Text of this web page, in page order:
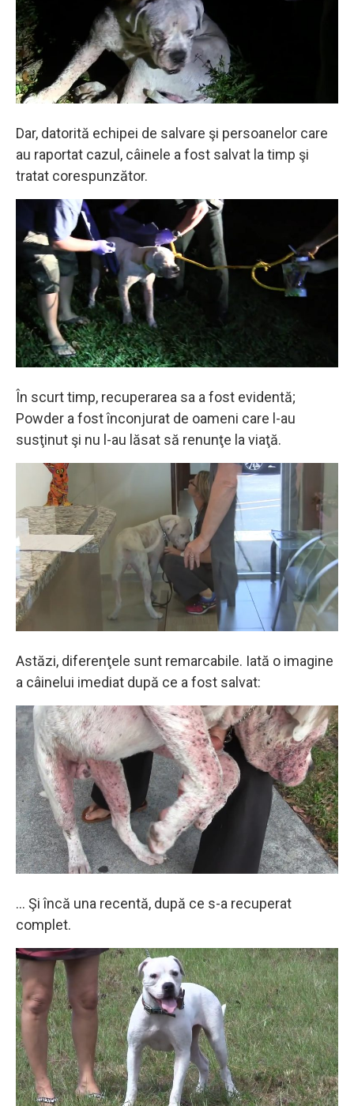
Dar, datorită echipei de salvare şi persoanelor care
au raportat cazul, câinele a fost salvat la timp şi
tratat corespunzător.
În scurt timp, recuperarea sa a fost evidentă;
Powder a fost înconjurat de oameni care l-au
susţinut şi nu l-au lăsat să renunţe la viaţă.
Astăzi, diferenţele sunt remarcabile. Iată o imagine
a câinelui imediat după ce a fost salvat:
… Şi încă una recentă, după ce s-a recuperat
complet.